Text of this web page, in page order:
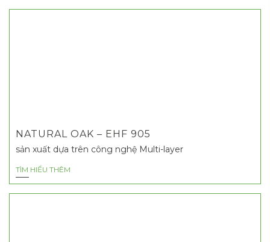
NATURAL OAK – EHF 905
sản xuất dựa trên công nghệ Multi-layer
TÌM HIỂU THÊM